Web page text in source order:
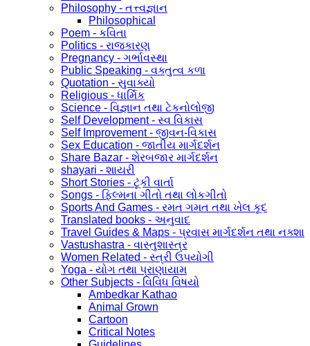
Philosophy - તત્ત્વજ્ઞાન
Philosophical
Poem - કવિતા
Politics - રાજકારણ
Pregnancy - ગર્ભાવસ્થા
Public Speaking - વક્તુત્વ કળા
Quotation - સુવાક્યો
Religious - ધાર્મિક
Science - વિજ્ઞાન તથા ટેકનોલોજી
Self Development - સ્વ વિકાસ
Self Improvement - જીવન-વિકાસ
Sex Education - જાતીય માર્ગદર્શન
Share Bazar - શેરબજાર માર્ગદર્શન
shayari - શાયરી
Short Stories - ટૂંકી વાર્તા
Songs - ફિલ્મના ગીતો તથા લોકગીતો
Sports And Games - રમત ગમત તથા ખેલ કૂદ
Translated books - અનુવાદ
Travel Guides & Maps - પ્રવાસ માર્ગદર્શન તથા નક્શા
Vastushastra - વાસ્તુશાસ્ત્ર
Women Related - સ્ત્રી ઉપયોગી
Yoga - યોગ તથા પ્રાણાયામ
Other Subjects - વિવિધ વિષયો
Ambedkar Kathao
Animal Grown
Cartoon
Critical Notes